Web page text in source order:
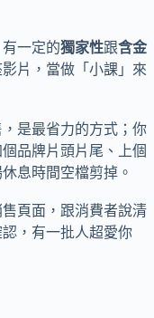
一定的獨家性跟含金
片，當做「小課」來
是最省力的方式；你
品牌片頭片尾、上個
息時間空檔剪掉。
頁面，跟消費者說清
，有一批人超愛你